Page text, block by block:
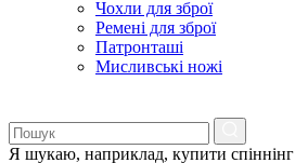
Чохли для зброї
Ремені для зброї
Патронташі
Мисливські ножі
Я шукаю, наприклад, купити спіннінг